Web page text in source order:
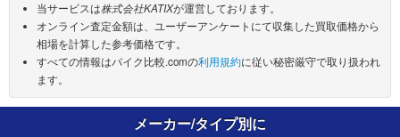
当サービスは株式会社KATIXが運営しております。
オンライン査定金額は、ユーザーアンケートにて収集した買取価格から
相場を計算した参考価格です。
すべての情報はバイク比較.comの利用規約に従い秘密厳守で取り扱われ
ます。
メーカー/タイプ別に